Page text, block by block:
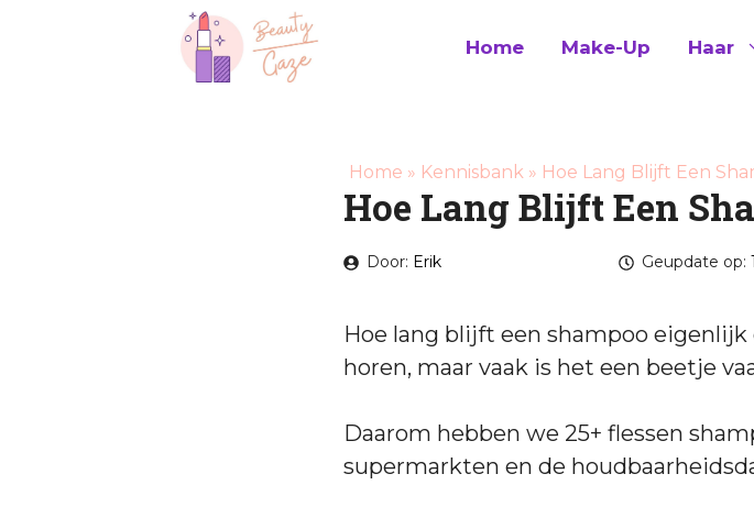
Home Make-Up Haar
Home » Kennisbank » Hoe Lang Blijft Een
Hoe Lang Blijft Een
Door: Erik Geupdate op:
Hoe lang blijft een shampoo
horen, maar vaak is het een beetje
Daarom hebben we 25+ flessen
supermarkten en de